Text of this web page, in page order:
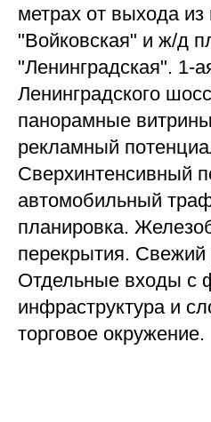
метрах от выхода из
"Войковская" и ж/д
"Ленинградская". 1-
Ленинградского
панорамные
рекламный
Сверхинтенсивный
автомобильный
планировка.
перекрытия. Свежий
Отдельные входы с
инфраструктура и
торговое окружение.